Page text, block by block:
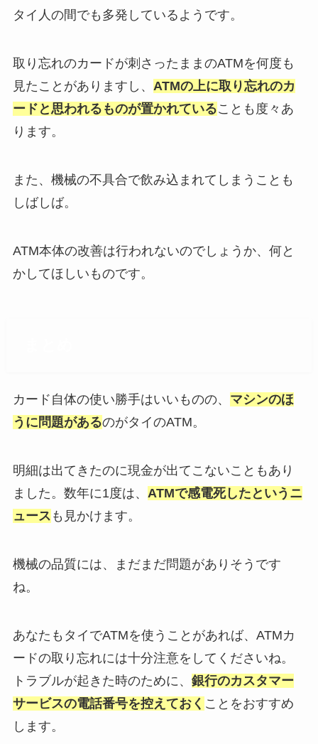
タイ人の間でも多発しているようです。
取り忘れのカードが刺さったままのATMを何度も
見たことがありますし、 ATMの上に取り忘れのカ
ードと思われるものが置かれていることも度々あ
ります。
また、機械の不具合で飲み込まれてしまうことも
しばしば。
ATM本体の改善は行われないのでしょうか、何と
かしてほしいものです。
カード自体の使い勝手はいいものの、 マシンのほ
うに問題があるのがタイのATM。
明細は出てきたのに現金が出てこないこともあり
ました。数年に1度は、 ATMで感電死したというニ
ュース も見かけます。
機械の品質には、まだまだ問題がありそうです
ね。
あなたもタイでATMを使うことがあれば、ATMカ
ードの取り忘れには十分注意をしてくださいね。
トラブルが起きた時のために、 銀行のカスタマー
サービスの電話番号を控えておく ことをおすすめ
します。